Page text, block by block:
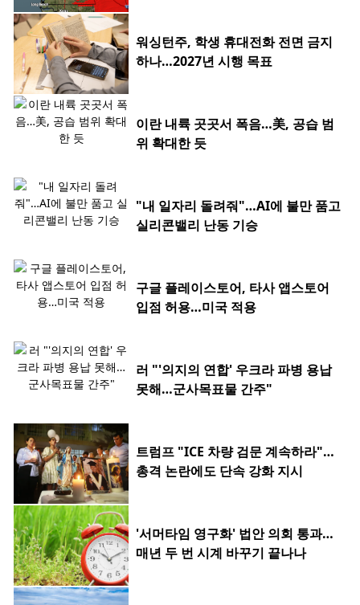
워싱턴주, 학생 휴대전화 전면 금지
하나…2027년 시행 목표
이란 내륙 곳곳서 폭음…美, 공습 범
위 확대한 듯
"내 일자리 돌려줘"…AI에 불만 품고
실리콘밸리 난동 기승
구글 플레이스토어, 타사 앱스토어
입점 허용…미국 적용
러 "'의지의 연합' 우크라 파병 용납
못해…군사목표물 간주"
트럼프 "ICE 차량 검문 계속하라"…
총격 논란에도 단속 강화 지시
'서머타임 영구화' 법안 의회 통과…
매년 두 번 시계 바꾸기 끝나나